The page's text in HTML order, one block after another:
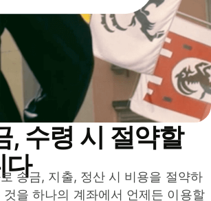
, 수령 시 절약할
다
송금, 지출, 정산 시 비용을 절약하
을 하나의 계좌에서 언제든 이용할